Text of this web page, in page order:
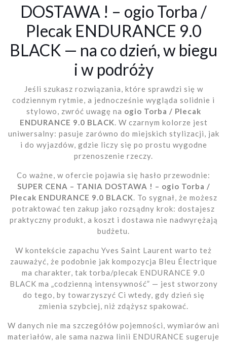
DOSTAWA ! – ogio Torba /
Plecak ENDURANCE 9.0
BLACK — na co dzień, w biegu
i w podróży
Jeśli szukasz rozwiązania, które sprawdzi się w
codziennym rytmie, a jednocześnie wygląda solidnie i
stylowo, zwróć uwagę na ogio Torba / Plecak
ENDURANCE 9.0 BLACK . W czarnym kolorze jest
uniwersalny: pasuje zarówno do miejskich stylizacji, jak
i do wyjazdów, gdzie liczy się po prostu wygodne
przenoszenie rzeczy.
Co ważne, w ofercie pojawia się hasło przewodnie:
SUPER CENA – TANIA DOSTAWA ! – ogio Torba /
Plecak ENDURANCE 9.0 BLACK . To sygnał, że możesz
potraktować ten zakup jako rozsądny krok: dostajesz
praktyczny produkt, a koszt i dostawa nie nadwyrężają
budżetu.
W kontekście zapachu Yves Saint Laurent warto też
zauważyć, że podobnie jak kompozycja Bleu Électrique
ma charakter, tak torba/plecak ENDURANCE 9.0
BLACK ma „codzienną intensywność” — jest stworzony
do tego, by towarzyszyć Ci wtedy, gdy dzień się
zmienia szybciej, niż zdążysz spakować.
W danych nie ma szczegółów pojemności, wymiarów ani
materiałów, ale sama nazwa linii ENDURANCE sugeruje